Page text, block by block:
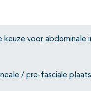
voor abdominale
/ pre-fasciale